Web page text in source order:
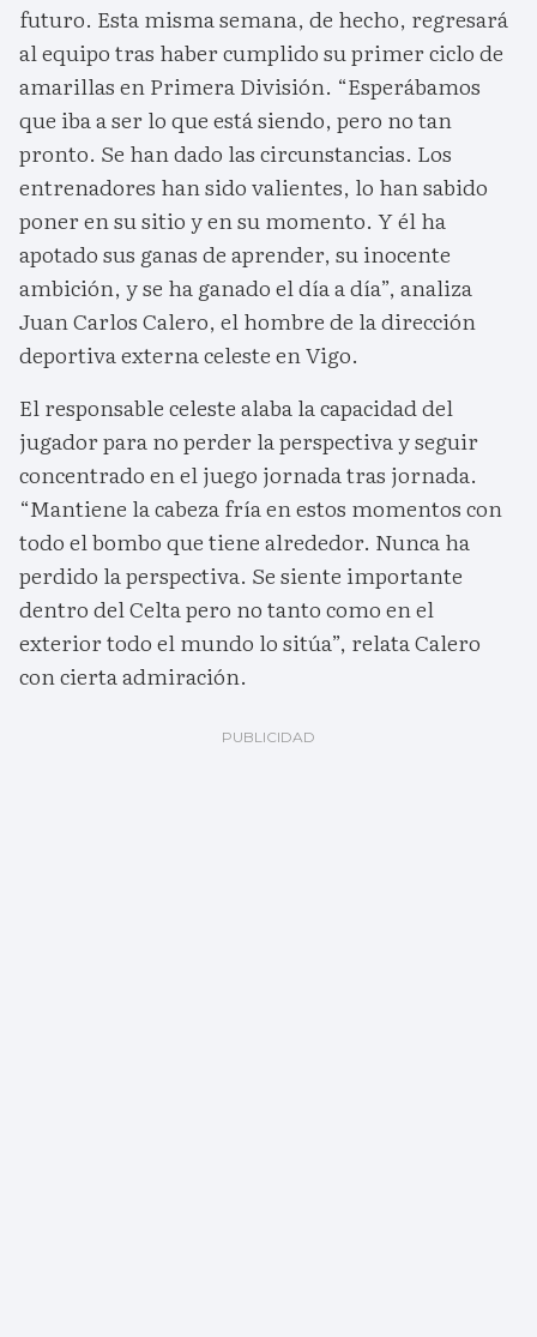
futuro. Esta misma semana, de hecho, regresará
al equipo tras haber cumplido su primer ciclo de
amarillas en Primera División. “Esperábamos
que iba a ser lo que está siendo, pero no tan
pronto. Se han dado las circunstancias. Los
entrenadores han sido valientes, lo han sabido
poner en su sitio y en su momento. Y él ha
apotado sus ganas de aprender, su inocente
ambición, y se ha ganado el día a día”, analiza
Juan Carlos Calero, el hombre de la dirección
deportiva externa celeste en Vigo.
El responsable celeste alaba la capacidad del
jugador para no perder la perspectiva y seguir
concentrado en el juego jornada tras jornada.
“Mantiene la cabeza fría en estos momentos con
todo el bombo que tiene alrededor. Nunca ha
perdido la perspectiva. Se siente importante
dentro del Celta pero no tanto como en el
exterior todo el mundo lo sitúa”, relata Calero
con cierta admiración.